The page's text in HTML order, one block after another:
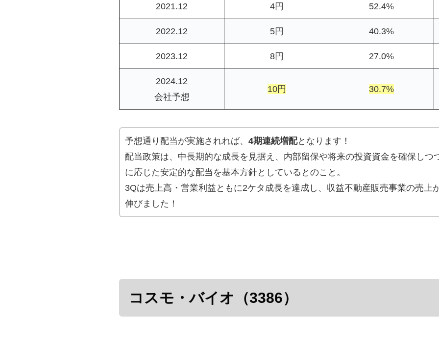
2021.12 4円 52.4%
2022.12 5円 40.3%
2023.12 8円 27.0%
2024.12
会社予想
10円 30.7%
予想通り配当が実施されれば、 4期連続増配となります！
配当政策は、中長期的な成長を見据え、内部留保や将来の投資資金を確保しつ
に応じた安定的な配当を基本方針としているとのこと。
3Qは売上高・営業利益ともに2ケタ成長を達成し、収益不動産販売事業の売上
伸びました！
コスモ・バイオ（3386）